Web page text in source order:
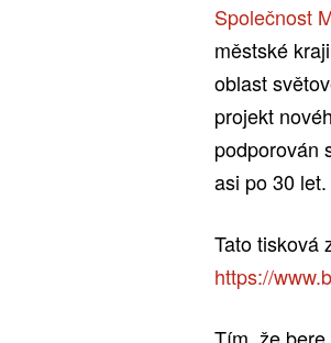
Společnost
městské
oblast
projekt
podporován
asi po 30 let.
Tato tisková
https://
Tím, že bere